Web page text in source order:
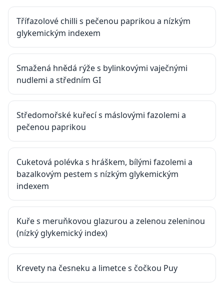
Třífazolové chilli s pečenou paprikou a nízkým
glykemickým indexem
Smažená hnědá rýže s bylinkovými vaječnými
nudlemi a středním GI
Středomořské kuřecí s máslovými fazolemi a
pečenou paprikou
Cuketová polévka s hráškem, bílými fazolemi a
bazalkovým pestem s nízkým glykemickým
indexem
Kuře s meruňkovou glazurou a zelenou zeleninou
(nízký glykemický index)
Krevety na česneku a limetce s čočkou Puy